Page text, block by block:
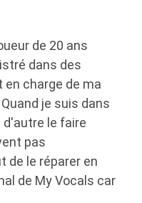
de 20 ans
dans des
en charge de ma
je suis dans
le faire
pas
de le réparer en
de My Vocals car